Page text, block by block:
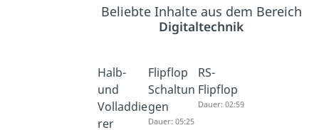
Beliebte Inhalte aus dem Bereich
Digitaltechnik
Halb-
und
Volladdie
rer
Flipflop
Schaltun
gen
Dauer: 05:25
RS-
Flipflop
Dauer: 02:59